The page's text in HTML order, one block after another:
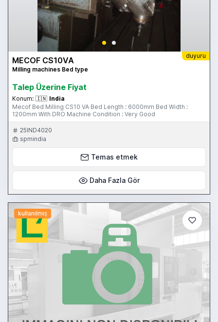
duyuru
MECOF CS10VA
Milling machines Bed type
Talep Üzerine Fiyat
Konum: 🇮🇳 India
Mecof Bed Milling CS10 VA Bed Length : 6000mm Bed Width :
1200mm With DRO Machine Condition : Very Good
25IND4020
spmindia
Temas etmek
Daha Fazla Gör
kullanılmış